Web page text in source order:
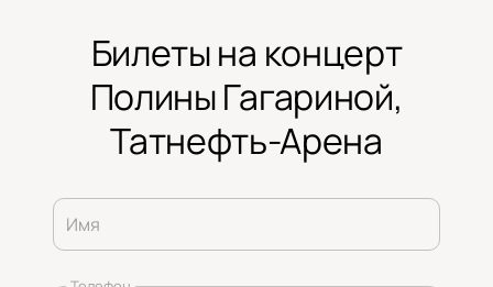
Билеты на концерт
Полины Гагариной,
Татнефть-Арена
Имя